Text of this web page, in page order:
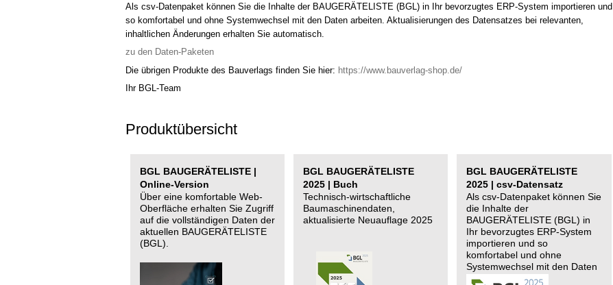
Als csv-Datenpaket können Sie die Inhalte der BAUGERÄTELISTE (BGL) in Ihr bevorzugtes ERP-System importieren und
so komfortabel und ohne Systemwechsel mit den Daten arbeiten. Aktualisierungen des Datensatzes bei relevanten,
inhaltlichen Änderungen erhalten Sie automatisch.
zu den Daten-Paketen
Die übrigen Produkte des Bauverlags finden Sie hier: https://www.bauverlag-shop.de/
Ihr BGL-Team
Produktübersicht
BGL BAUGERÄTELISTE |
Online-Version
Über eine komfortable Web-
Oberfläche erhalten Sie Zugriff
auf die vollständigen Daten der
aktuellen BAUGERÄTELISTE
(BGL).
BGL BAUGERÄTELISTE
2025 | Buch
Technisch-wirtschaftliche
Baumaschinendaten,
aktualisierte Neuauflage 2025
BGL BAUGERÄTELISTE
2025 | csv-Datensatz
Als csv-Datenpaket können Sie
die Inhalte der
BAUGERÄTELISTE (BGL) in
Ihr bevorzugtes ERP-System
importieren und so
komfortabel und ohne
Systemwechsel mit den Daten
arbeiten.